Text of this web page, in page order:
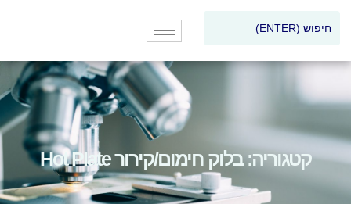
קטגוריה: בלוק חימום/קירור Hot Plate